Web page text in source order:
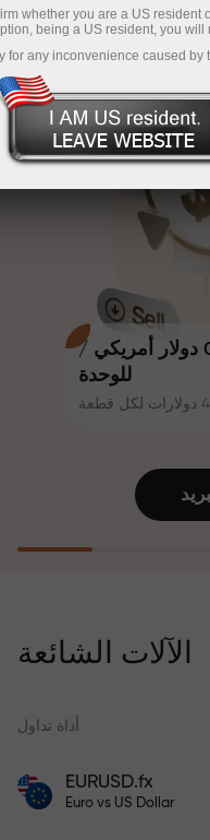
فرق السعر يبدأ من 0 دولار أمريكي /
للوحدة
تصل إلى
والاستفادة من
وسرعة التداول
أليش لوبرايس
على عالم
يُلهم العملاء
آيفون أو ماك
إيداعه مبلغًا
من المال.
مضاعفة أرباحك
ستة أشهر. تداول
الشخصية الكبرى
قم بإيداع المبلغ في حسابك باستخدام $333 — اختر هدية
تصل قيمتها إلى $1,500
نضمن أرباحك
مكافأة تصل إلى 1000 ضعف - أكبر
الآلات الشائعة
أداة تداول
EURUSD.fx
Euro vs US Dollar
whether you are a US resident
being a US resident, you
for any inconvenience caused by